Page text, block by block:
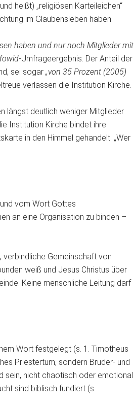
heißt) „religiösen Karteileichen“
im Glaubensleben haben.
haben und nur noch Mitglieder mit
fowid-Umfrageergebnis. Der Anteil der
sei sogar „von 35 Prozent (2005)
verlassen die Institution Kirche.
längst deutlich weniger Mitglieder
Institution Kirche bindet ihre
in den Himmel gehandelt. „Wer
vom Wort Gottes
an eine Organisation zu binden –
Gemeinschaft von
weiß und Jesus Christus über
Keine menschliche Leitung darf
Wort festgelegt (s. 1. Timotheus
Priestertum, sondern Bruder- und
sein, nicht chaotisch oder emotional
sind biblisch fundiert (s.